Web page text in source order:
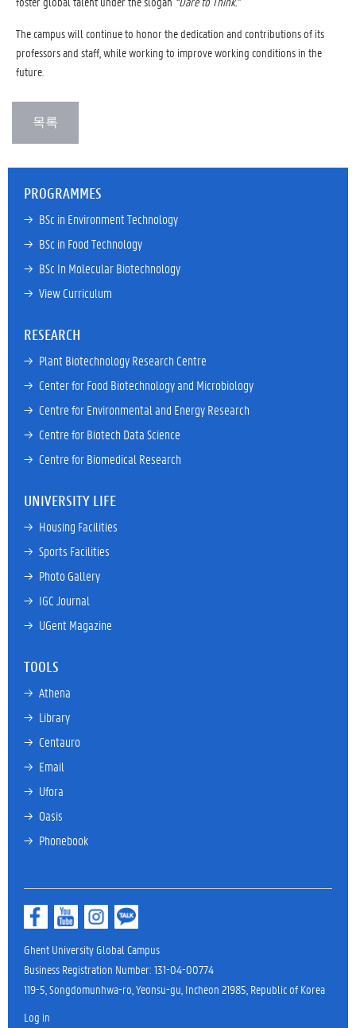
The campus will continue to honor the dedication and contributions of its
professors and staff, while working to improve working conditions in the
future.
PROGRAMMES
→ BSc in Environment Technology
→ BSc in Food Technology
→ BSc In Molecular Biotechnology
→ View Curriculum
RESEARCH
→ Plant Biotechnology Research Centre
→ Center for Food Biotechnology and Microbiology
→ Centre for Environmental and Energy Research
→ Centre for Biotech Data Science
→ Centre for Biomedical Research
UNIVERSITY LIFE
→ Housing Facilities
→ Sports Facilities
→ Photo Gallery
→ IGC Journal
→ UGent Magazine
TOOLS
→ Athena
→ Library
→ Centauro
→ Email
→ Ufora
→ Oasis
→ Phonebook
Ghent University Global Campus
Business Registration Number: 131-04-00774
119-5, Songdomunhwa-ro, Yeonsu-gu, Incheon 21985, Republic of Korea
Log in